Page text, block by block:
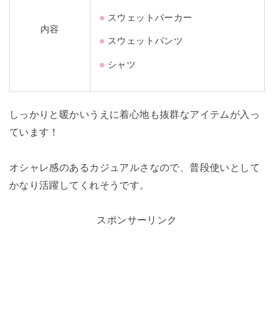
内容
スウェットパーカー
スウェットパンツ
シャツ
しっかりと暖かいうえに着心地も抜群なアイテムが入っ
ています！
オシャレ感のあるカジュアルさなので、普段使いとして
かなり活躍してくれそうです。
スポンサーリンク